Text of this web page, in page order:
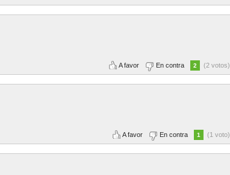
A favor En contra 2 (2 votos)
A favor En contra 1 (1 voto)